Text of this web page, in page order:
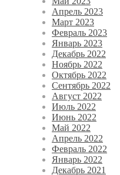
Апрель 2023
Март 2023
Февраль 2023
Январь 2023
Декабрь 2022
Ноябрь 2022
Октябрь 2022
Сентябрь 2022
Август 2022
Июль 2022
Июнь 2022
Май 2022
Апрель 2022
Февраль 2022
Январь 2022
Декабрь 2021